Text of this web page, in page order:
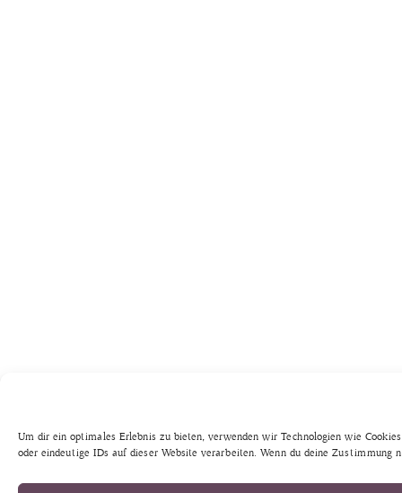
Um dir ein optimales Erlebnis zu bieten, verwenden wir Technologien wie
oder eindeutige IDs auf dieser Website verarbeiten. Wenn du deine